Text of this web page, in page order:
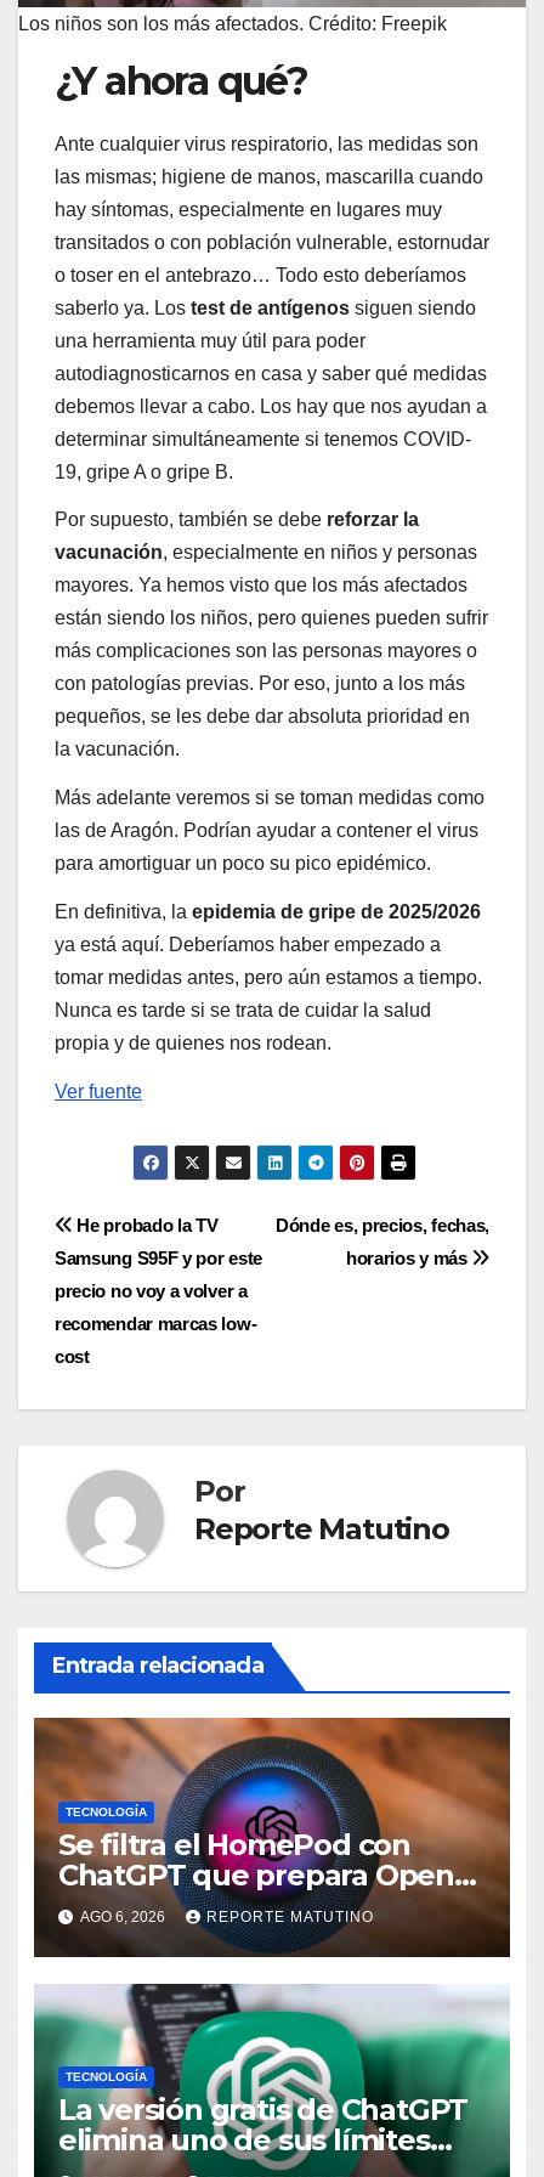
Los niños son los más afectados. Crédito: Freepik
¿Y ahora qué?
Ante cualquier virus respiratorio, las medidas son
las mismas; higiene de manos, mascarilla cuando
hay síntomas, especialmente en lugares muy
transitados o con población vulnerable, estornudar
o toser en el antebrazo… Todo esto deberíamos
saberlo ya. Los test de antígenos siguen siendo
una herramienta muy útil para poder
autodiagnosticarnos en casa y saber qué medidas
debemos llevar a cabo. Los hay que nos ayudan a
determinar simultáneamente si tenemos COVID-
19, gripe A o gripe B.
Por supuesto, también se debe reforzar la
vacunación, especialmente en niños y personas
mayores. Ya hemos visto que los más afectados
están siendo los niños, pero quienes pueden sufrir
más complicaciones son las personas mayores o
con patologías previas. Por eso, junto a los más
pequeños, se les debe dar absoluta prioridad en
la vacunación.
Más adelante veremos si se toman medidas como
las de Aragón. Podrían ayudar a contener el virus
para amortiguar un poco su pico epidémico.
En definitiva, la epidemia de gripe de 2025/2026
ya está aquí. Deberíamos haber empezado a
tomar medidas antes, pero aún estamos a tiempo.
Nunca es tarde si se trata de cuidar la salud
propia y de quienes nos rodean.
Ver fuente
Navegación
de
entradas
Dónde es, precios, fechas,
horarios y más
He probado la TV
Samsung S95F y por este
precio no voy a volver a
recomendar marcas low-
cost
Por
Reporte Matutino
Entrada relacionada
TECNOLOGÍA
Se filtra el HomePod con
ChatGPT que prepara OpenAI
y su diseño es una locura
AGO 6, 2026 REPORTE MATUTINO
TECNOLOGÍA
La versión gratis de ChatGPT
elimina uno de sus límites